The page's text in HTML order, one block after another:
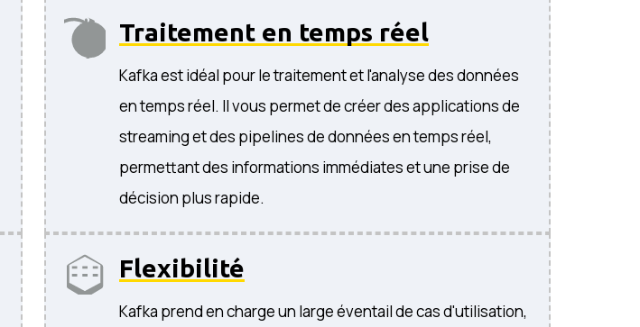
Traitement en temps réel
Kafka est idéal pour le traitement et l'analyse des données
en temps réel. Il vous permet de créer des applications de
streaming et des pipelines de données en temps réel,
permettant des informations immédiates et une prise de
décision plus rapide.
Flexibilité
Kafka prend en charge un large éventail de cas d'utilisation,